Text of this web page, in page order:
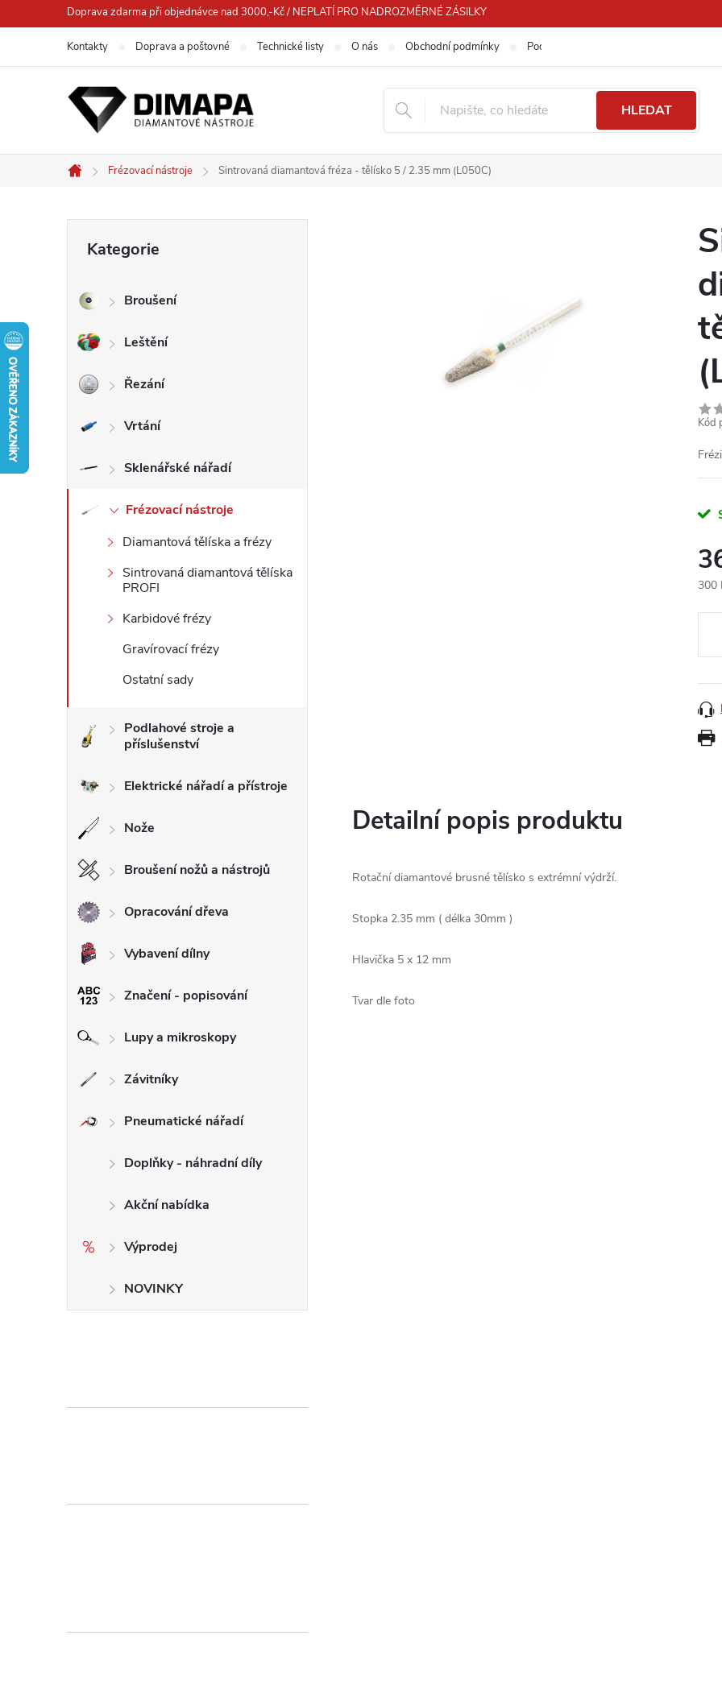
na
Doprava zdarma při objednávce nad 3000,-Kč / NEPLATÍ PRO NADROZMĚRNÉ ZÁSILKY
Kontakty Doprava a poštovné Technické listy O nás Obchodní podmínky Podmínky ochrany osobních údajů
HLEDAT
Domů
Frézovací nástroje Sintrovaná diamantová fréza - tělísko 5 / 2.35 mm (L050C)
s
a
n
n
e
kategorie
Kategorie
Broušení
Leštění
Řezání
Vrtání
Sklenářské nářadí
Frézovací nástroje
Diamantová tělíska a frézy
Sintrovaná diamantová tělíska
PROFI
Karbidové frézy
Gravírovací frézy
Ostatní sady
Podlahové stroje a
příslušenství
Elektrické nářadí a přístroje
Nože
Broušení nožů a nástrojů
Opracování dřeva
Vybavení dílny
Značení - popisování
Lupy a mikroskopy
Závitníky
Pneumatické nářadí
Doplňky - náhradní díly
Akční nabídka
Výprodej
NOVINKY
Kód
300
Detailní popis produktu
Rotační diamantové brusné tělísko s extrémní výdrží.
Stopka 2.35 mm ( délka 30mm )
Hlavička 5 x 12 mm
Tvar dle foto